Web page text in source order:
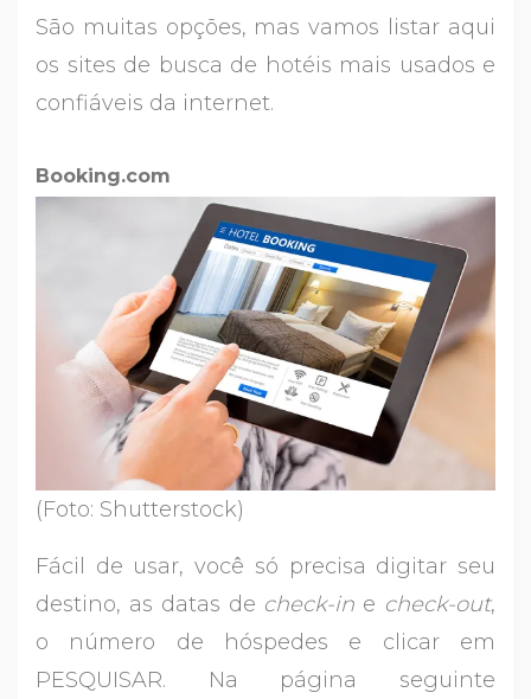
São muitas opções, mas vamos listar aqui
os sites de busca de hotéis mais usados e
confiáveis da internet.
Booking.com
(Foto: Shutterstock)
Fácil de usar, você só precisa digitar seu
destino, as datas de check-in e check-out,
o número de hóspedes e clicar em
PESQUISAR. Na página seguinte